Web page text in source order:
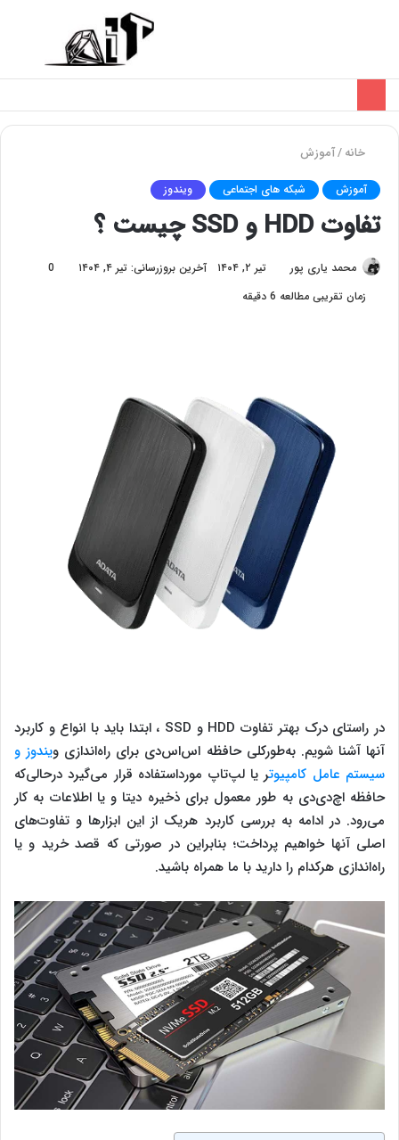
خانه/آموزش
آموزش شبکه های اجتماعی ویندوز
تفاوت HDD و SSD چیست ؟
محمد یاری پور تیر ۲, ۱۴۰۴ آخرین بروزرسانی: تیر ۴, ۱۴۰۴
0
زمان تقریبی مطالعه 6 دقیقه
در راستای درک بهتر تفاوت HDD و SSD ، ابتدا باید با انواع و کاربرد
آنها آشنا شویم. به‌طورکلی حافظه اس‌اس‌دی برای راه‌اندازی ویندوز و
سیستم ‌عامل کامپیوتر یا لپ‌تاپ مورداستفاده قرار می‌گیرد درحالی‌که
حافظه اچ‌دی‌دی به طور معمول برای ذخیره دیتا و یا اطلاعات به کار
می‌رود. در ادامه به بررسی کاربرد هریک از این ابزارها و تفاوت‌های
اصلی آنها خواهیم پرداخت؛ بنابراین در صورتی که قصد خرید و یا
راه‌اندازی هرکدام را دارید با ما همراه باشید.